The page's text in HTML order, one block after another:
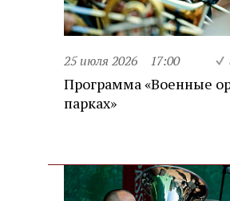
25 июля 2026 17:00
Программа «Военные
парках»